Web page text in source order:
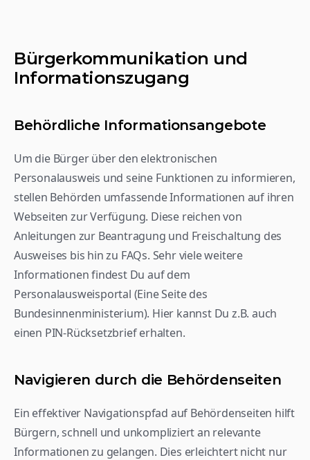
Bürgerkommunikation und
Informationszugang
Behördliche Informationsangebote
Um die Bürger über den elektronischen
Personalausweis und seine Funktionen zu informieren,
stellen Behörden umfassende Informationen auf ihren
Webseiten zur Verfügung. Diese reichen von
Anleitungen zur Beantragung und Freischaltung des
Ausweises bis hin zu FAQs. Sehr viele weitere
Informationen findest Du auf dem
Personalausweisportal (Eine Seite des
Bundesinnenministerium). Hier kannst Du z.B. auch
einen PIN-Rücksetzbrief erhalten.
Navigieren durch die Behördenseiten
Ein effektiver Navigationspfad auf Behördenseiten hilft
Bürgern, schnell und unkompliziert an relevante
Informationen zu gelangen. Dies erleichtert nicht nur